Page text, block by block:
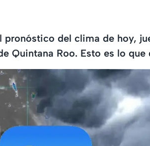
pronóstico del clima de hoy,
Quintana Roo. Esto es lo que